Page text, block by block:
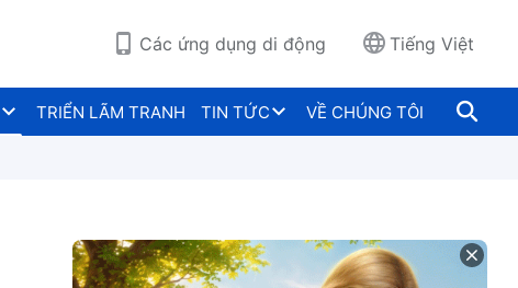
Các ứng dụng di động Tiếng Việt
TRIỂN LÃM TRANH TIN TỨC VỀ CHÚNG TÔI